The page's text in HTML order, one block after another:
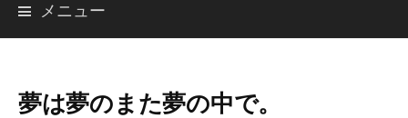
メニュー
夢は夢のまた夢の中で。